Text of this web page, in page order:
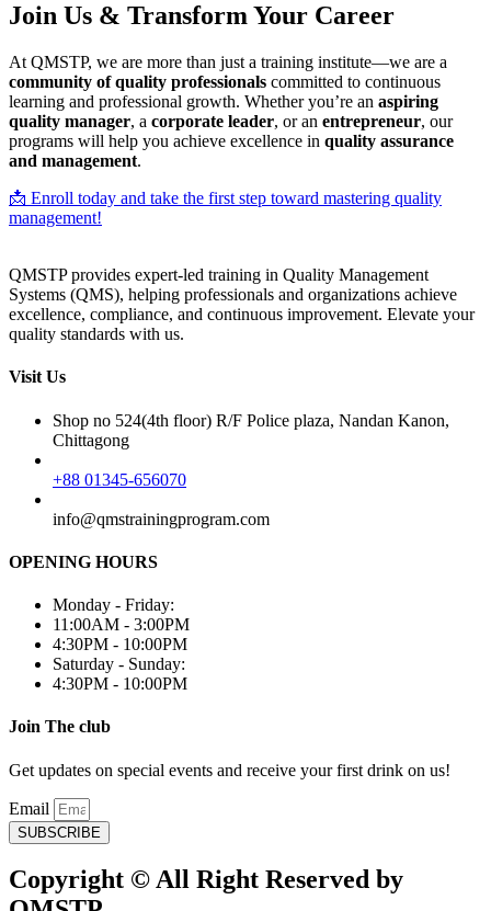
Join Us & Transform Your Career
At QMSTP, we are more than just a training institute—we are a
community of quality professionals committed to continuous
learning and professional growth. Whether you’re an aspiring
quality manager, a corporate leader, or an entrepreneur, our
programs will help you achieve excellence in quality assurance
and management.
📩 Enroll today and take the first step toward mastering quality
management!
QMSTP provides expert-led training in Quality Management
Systems (QMS), helping professionals and organizations achieve
excellence, compliance, and continuous improvement. Elevate your
quality standards with us.
Visit Us
Shop no 524(4th floor) R/F Police plaza, Nandan Kanon,
Chittagong
+88 01345-656070
info@qmstrainingprogram.com
OPENING HOURS
Monday - Friday:
11:00AM - 3:00PM
4:30PM - 10:00PM
Saturday - Sunday:
4:30PM - 10:00PM
Join The club
Get updates on special events and receive your first drink on us!
Email
SUBSCRIBE
Copyright © All Right Reserved by